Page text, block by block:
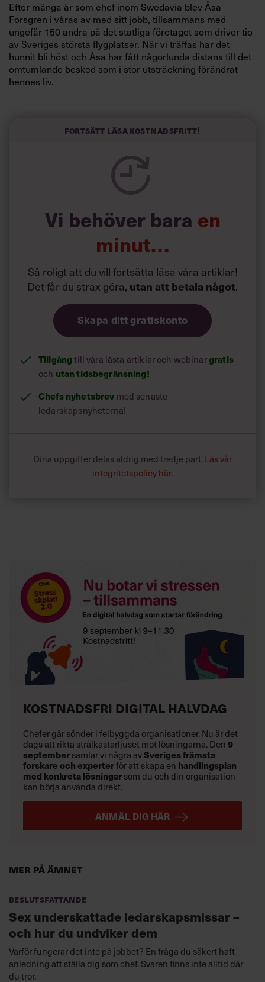
Efter många år som chef inom Swedavia blev Åsa
Forsgren i våras av med sitt jobb, tillsammans med
ungefär 150 andra på det statliga företaget som driver tio
av Sveriges största flygplatser. När vi träffas har det
hunnit bli höst och Åsa har fått någorlunda distans till det
omtumlande besked som i stor utsträckning förändrat
hennes liv.
Att vara mellan jobb, som det heter, innebär ju att
framtiden ligger öppen. Vad ska hända härnäst? Men
hos den tidigare säkerhetschefen och jour-havande
flygplatsdirektören är inte alltid på topp. Uppsägningen
gjorde henne arg och besviken.
chefen Åsa Forsgren. Känslorna åker berg- och dalbana och att
bearbeta ilskan tar tid.
Fortsätt läsa kostnadsfritt!
Vi behöver bara en
minut…
Så roligt att du vill fortsätta läsa våra artiklar!
Det får du strax göra, utan att betala något.
Skapa ditt gratiskonto
Tillgång till våra låsta artiklar och webinargratis
och utan tidsbegränsning!
Chefs nyhetsbrev med senaste
ledarskapsnyheterna!
Dina uppgifter delas aldrig med tredje part. Läs vår
integritetspolicy här.
Mer på ämnet
Beslutsfattande
Sex underskattade ledarskapsmissar –
och hur du undviker dem
Varför fungerar det inte på jobbet? En fråga du säkert haft
anledning att ställa dig som chef. Svaren finns inte alltid där
du tror.
KOSTNADSFRI DIGITAL HALVDAG
Chefer går sönder i felbyggda organisationer. Nu är det
dags att rikta strålkastarljuset mot lösningarna. Den 9
september samlar vi några av Sveriges främsta
forskare och experterför att skapa en handlingsplan
med konkreta lösningar som du och din organisation
kan börja använda direkt.
ANMÄL DIG HÄR